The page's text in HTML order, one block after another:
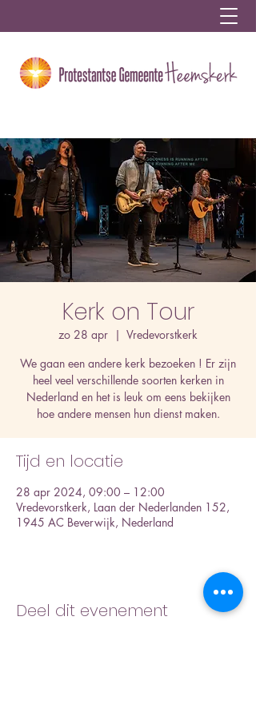
Kerk on Tour
zo 28 apr
  |
Vredevorstkerk
We gaan een andere kerk bezoeken ! Er zijn
heel veel verschillende soorten kerken in
Nederland en het is leuk om eens bekijken
hoe andere mensen hun dienst maken.
Tijd en locatie
28 apr 2024, 09:00 – 12:00
Vredevorstkerk, Laan der Nederlanden 152,
1945 AC Beverwijk, Nederland
Deel dit evenement